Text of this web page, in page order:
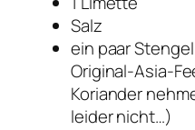
Salz
ein paar
Original-Asia-
Koriander
leider nicht…)